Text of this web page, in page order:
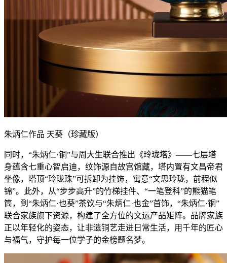
朱炳仁作品 天葵（珍藏版）
同时， “朱炳仁·铜”与周大生联合推出《玲珑塔》——七层塔
身蕴含七重心智启迪，纹饰源自故宫馆藏，塔内置有文昌帝君
坐像，塔顶“玲珑珠”可拆卸为挂饰，寓意“文思玲珑，前程似
锦”。此外，从“步步高升”的竹梯挂件、“一笔登科”的熊猫笔
筒，到“朱炳仁·也葵”茶饮与“朱炳仁·也金”首饰，“朱炳仁·铜”
联合家族旗下资源，构建了全方位的文运产品矩阵。品牌家族
正以年轻化的姿态，让非遗铜艺走进日常生活，用千年的匠心
与福气，守护每一位学子的金榜题名梦。